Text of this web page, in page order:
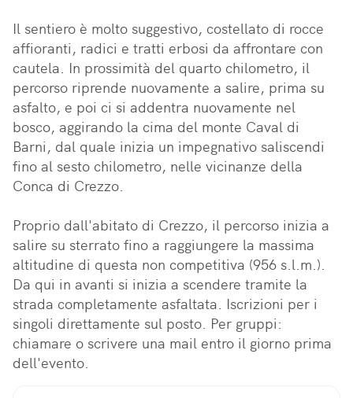
Il sentiero è molto suggestivo, costellato di rocce
affioranti, radici e tratti erbosi da affrontare con
cautela. In prossimità del quarto chilometro, il
percorso riprende nuovamente a salire, prima su
asfalto, e poi ci si addentra nuovamente nel
bosco, aggirando la cima del monte Caval di
Barni, dal quale inizia un impegnativo saliscendi
fino al sesto chilometro, nelle vicinanze della
Conca di Crezzo.
Proprio dall'abitato di Crezzo, il percorso inizia a
salire su sterrato fino a raggiungere la massima
altitudine di questa non competitiva (956 s.l.m.).
Da qui in avanti si inizia a scendere tramite la
strada completamente asfaltata. Iscrizioni per i
singoli direttamente sul posto. Per gruppi:
chiamare o scrivere una mail entro il giorno prima
dell'evento.